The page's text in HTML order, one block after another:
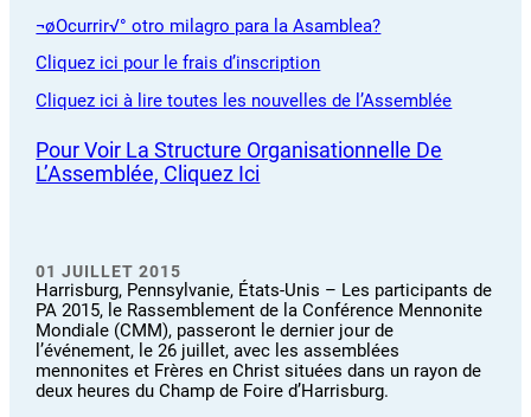
¬øOcurrir√° otro milagro para la Asamblea?
Cliquez ici pour le frais d’inscription
Cliquez ici à lire toutes les nouvelles de l’Assemblée
Pour Voir La Structure Organisationnelle De
L’Assemblée, Cliquez Ici
01 JUILLET 2015
Harrisburg, Pennsylvanie, États-Unis – Les participants de
PA 2015, le Rassemblement de la Conférence Mennonite
Mondiale (CMM), passeront le dernier jour de
l’événement, le 26 juillet, avec les assemblées
mennonites et Frères en Christ situées dans un rayon de
deux heures du Champ de Foire d’Harrisburg.